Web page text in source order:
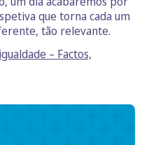
que torna cada um
tão relevante.
– Factos,